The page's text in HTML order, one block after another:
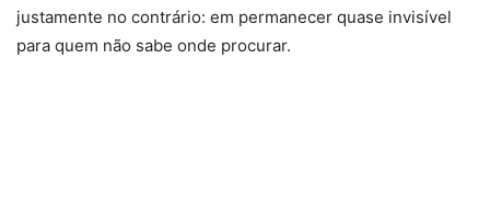
justamente no contrário: em permanecer quase invisível
para quem não sabe onde procurar.